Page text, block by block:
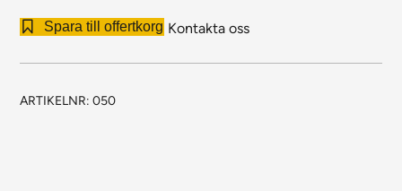
Spara till offertkorg Kontakta oss
ARTIKELNR:050